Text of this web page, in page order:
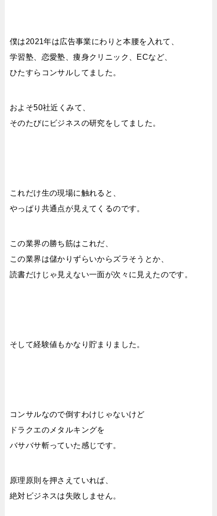
僕は2021年は広告事業にわりと本腰を入れて、
学習塾、恋愛塾、痩身クリニック、ECなど、
ひたすらコンサルしてました。
およそ50社近くみて、
そのたびにビジネスの研究をしてました。
これだけ生の現場に触れると、
やっぱり共通点が見えてくるのです。
この業界の勝ち筋はこれだ、
この業界は儲かりずらいからズラそうとか、
読書だけじゃ見えない一面が次々に見えたのです。
そして経験値もかなり貯まりました。
コンサルなので倒すわけじゃないけど
ドラクエのメタルキングを
バサバサ斬っていた感じです。
原理原則を押さえていれば、
絶対ビジネスは失敗しません。